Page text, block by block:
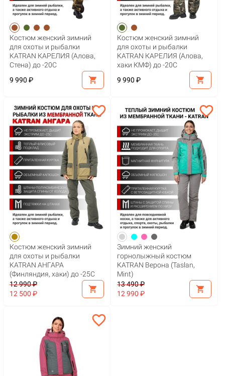
Костюм женский зимний
для охоты и рыбалки
KATRAN КАРЕЛИЯ (Алова,
Стена) до -20С
9 990 ₽
shopping_cart
Костюм женский зимний
для охоты и рыбалки
KATRAN КАРЕЛИЯ (Алова,
хаки КМФ) до -20С
9 990 ₽
shopping_cart
favorite_border
Костюм женский зимний
для охоты и рыбалки
KATRAN АНГАРА
(Финляндия, хаки) до -25С
12 990 ₽
12 500 ₽
shopping_cart
favorite_border
Зимний женский
горнолыжный костюм
KATRAN Верона (Taslan,
Mint)
13 490 ₽
12 990 ₽
shopping_cart
favorite_border